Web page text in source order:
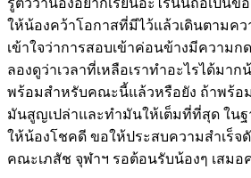
รู้ตัวว่าน้องอยากเรียนอะไรนั้นถือเป็นข้
ให้น้องคว้าโอกาสที่มีไว้แล้วเดินตามคว
เข้าใจว่าการสอบเข้าค่อนข้างมีความก
ลองดูว่าเวลาที่เหลือเราทำอะไรได้มาก
พร้อมสำหรับคณะนี้แล้วหรือยัง ถ้าพร้อ
มันสูญเปล่าและทำมันให้เต็มที่ที่สุด ใน
ให้น้องโชคดี ขอให้ประสบความสำเร็จ
คณะเภสัช จุฬาฯ รอต้อนรับน้องๆ เสมอ